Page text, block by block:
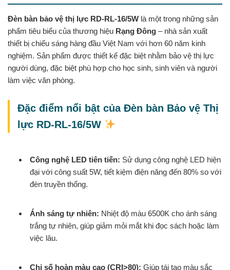
Đèn bàn bảo vệ thị lực RD-RL-16/5W là một trong những sản
phẩm tiêu biểu của thương hiệu Rạng Đông – nhà sản xuất
thiết bị chiếu sáng hàng đầu Việt Nam với hơn 60 năm kinh
nghiệm. Sản phẩm được thiết kế đặc biệt nhằm bảo vệ thị lực
người dùng, đặc biệt phù hợp cho học sinh, sinh viên và người
làm việc văn phòng.
Đặc điểm nổi bật của Đèn bàn Bảo vệ Thị
lực RD-RL-16/5W
Công nghệ LED tiên tiến: Sử dụng công nghệ LED hiện
đại với công suất 5W, tiết kiệm điện năng đến 80% so với
đèn truyền thống.
Ánh sáng tự nhiên: Nhiệt độ màu 6500K cho ánh sáng
trắng tự nhiên, giúp giảm mỏi mắt khi đọc sách hoặc làm
việc lâu.
Chỉ số hoàn màu cao (CRI>80): Giúp tái tạo màu sắc